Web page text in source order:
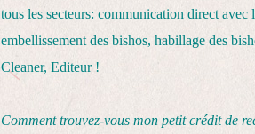
tous les secteurs: communication direct avec
embellissement des bishos, habillage des
Cleaner, Editeur !
Comment trouvez-vous mon petit crédit de